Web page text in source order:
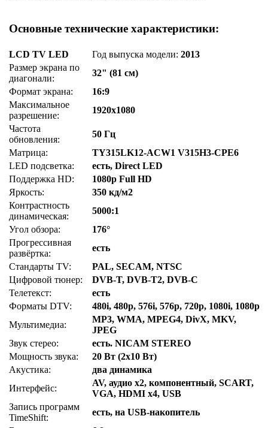
Основные технические характеристики:
LCD TV LED Год выпуска модели:2013
Размер экрана по
диагонали:
32" (81 см)
Формат экрана:
16:9
Максимальное
разрешение:
1920x1080
Частота
обновления:
50 Гц
Матрица:
TY315LK12-ACW1 V315H3-CPE6
LED подсветка:
есть, Direct LED
Поддержка HD:
1080p Full HD
Яркость:
350 кд/м2
Контрастность
динамическая:
5000:1
Угол обзора:
176°
Прогрессивная
развёртка:
есть
Стандарты TV:
PAL, SECAM, NTSC
Цифровой тюнер:
DVB-T, DVB-T2, DVB-C
Телетекст:
есть
Форматы DTV:
480i, 480p, 576i, 576p, 720p, 1080i, 1080p
Мультимедиа:
MP3, WMA, MPEG4, DivX, MKV,
JPEG
Звук стерео:
есть. NICAM STEREO
Мощность звука:
20 Вт (2x10 Вт)
Акустика:
два динамика
Интерфейс:
AV, аудио x2, компонентный, SCART,
VGA, HDMI x4, USB
Запись программ
TimeShift:
есть, на USB-накопитель